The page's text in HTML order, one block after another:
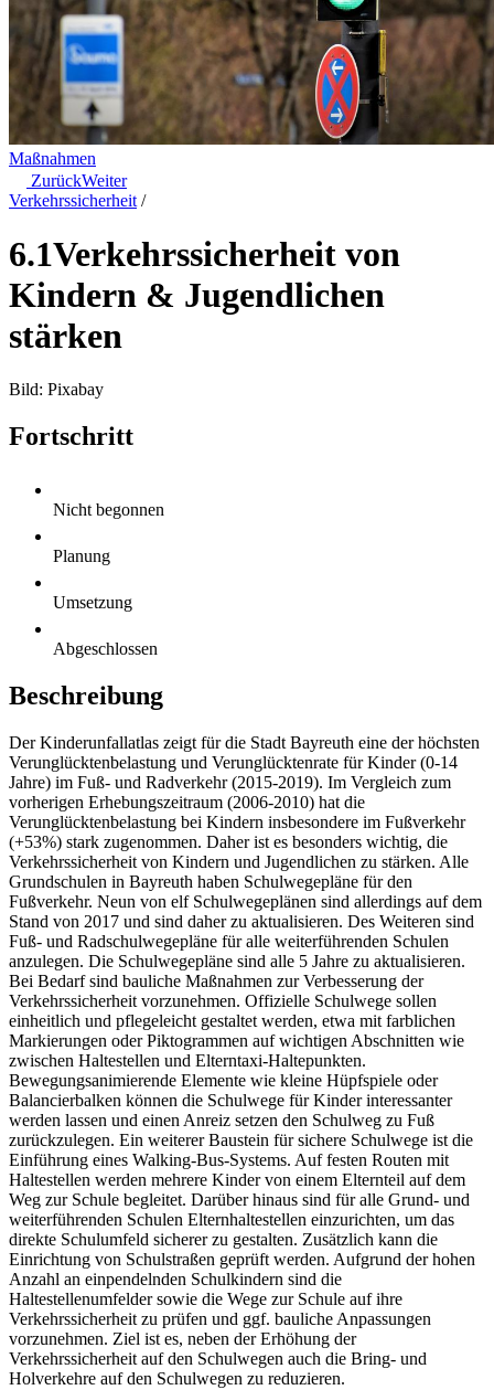
Maßnahmen
ZurückWeiter
Verkehrssicherheit /
6.1Verkehrssicherheit von
Kindern & Jugendlichen
stärken
Bild: Pixabay
Fortschritt
Nicht begonnen
Planung
Umsetzung
Abgeschlossen
Beschreibung
Der Kinderunfallatlas zeigt für die Stadt Bayreuth eine der höchsten
Verunglücktenbelastung und Verunglücktenrate für Kinder (0-14
Jahre) im Fuß- und Radverkehr (2015-2019). Im Vergleich zum
vorherigen Erhebungszeitraum (2006-2010) hat die
Verunglücktenbelastung bei Kindern insbesondere im Fußverkehr
(+53%) stark zugenommen. Daher ist es besonders wichtig, die
Verkehrssicherheit von Kindern und Jugendlichen zu stärken. Alle
Grundschulen in Bayreuth haben Schulwegepläne für den
Fußverkehr. Neun von elf Schulwegeplänen sind allerdings auf dem
Stand von 2017 und sind daher zu aktualisieren. Des Weiteren sind
Fuß- und Radschulwegepläne für alle weiterführenden Schulen
anzulegen. Die Schulwegepläne sind alle 5 Jahre zu aktualisieren.
Bei Bedarf sind bauliche Maßnahmen zur Verbesserung der
Verkehrssicherheit vorzunehmen. Offizielle Schulwege sollen
einheitlich und pflegeleicht gestaltet werden, etwa mit farblichen
Markierungen oder Piktogrammen auf wichtigen Abschnitten wie
zwischen Haltestellen und Elterntaxi-Haltepunkten.
Bewegungsanimierende Elemente wie kleine Hüpfspiele oder
Balancierbalken können die Schulwege für Kinder interessanter
werden lassen und einen Anreiz setzen den Schulweg zu Fuß
zurückzulegen. Ein weiterer Baustein für sichere Schulwege ist die
Einführung eines Walking-Bus-Systems. Auf festen Routen mit
Haltestellen werden mehrere Kinder von einem Elternteil auf dem
Weg zur Schule begleitet. Darüber hinaus sind für alle Grund- und
weiterführenden Schulen Elternhaltestellen einzurichten, um das
direkte Schulumfeld sicherer zu gestalten. Zusätzlich kann die
Einrichtung von Schulstraßen geprüft werden. Aufgrund der hohen
Anzahl an einpendelnden Schulkindern sind die
Haltestellenumfelder sowie die Wege zur Schule auf ihre
Verkehrssicherheit zu prüfen und ggf. bauliche Anpassungen
vorzunehmen. Ziel ist es, neben der Erhöhung der
Verkehrssicherheit auf den Schulwegen auch die Bring- und
Holverkehre auf den Schulwegen zu reduzieren.